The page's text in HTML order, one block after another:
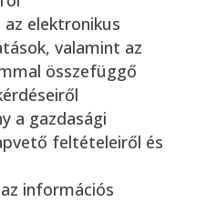
az elektronikus
valamint az
összefüggő
a gazdasági
feltételeiről és
információs